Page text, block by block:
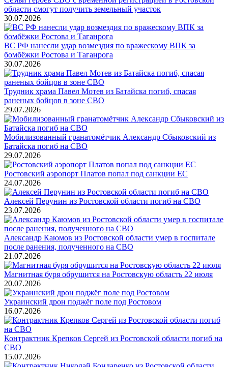
области смогут получить земельный участок
30.07.2026
ВС РФ нанесли удар возмездия по вражескому ВПК за
бомбёжки Ростова и Таганрога
30.07.2026
Трудник храма Павел Мотев из Батайска погиб, спасая
раненых бойцов в зоне СВО
29.07.2026
Мобилизованный гранатомётчик Александр Сбыковский из
Батайска погиб на СВО
29.07.2026
Ростовский аэропорт Платов попал под санкции ЕС
24.07.2026
Алексей Перунин из Ростовской области погиб на СВО
23.07.2026
Александр Каюмов из Ростовской области умер в госпитале
после ранения, полученного на СВО
21.07.2026
Магнитная буря обрушится на Ростовскую область 22 июля
20.07.2026
Украинский дрон поджёг поле под Ростовом
16.07.2026
Контрактник Крепков Сергей из Ростовской области погиб на
СВО
15.07.2026